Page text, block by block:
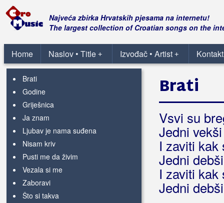
Najveća zbirka Hrvatskih pjesama na internetu!
The largest collection of Croatian songs on the
Home +
Naslov • Title +
Izvođač • Artist
Grupa KIM
Grupa Lui
Brati
Godine
Griješnica
Ja znam
Ljubav je nama suđena
Nisam kriv
Pusti me da živim
Vezala si me
Zaboravi
Što si takva
Brati
Vsvi su
Jedni
I zaviti kak
Jedni
I zaviti kak
Jedni